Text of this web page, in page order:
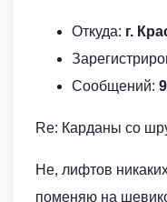
Откуда: г.
Сообщений:
Re: Карданы со
Не, лифтов
поменяю на